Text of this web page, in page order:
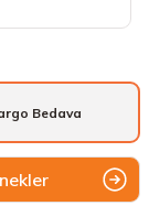
Bedava